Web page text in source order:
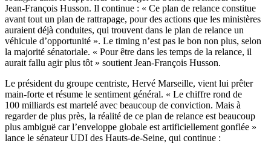
Jean-François Husson. Il continue : « Ce plan de relance constitue
avant tout un plan de rattrapage, pour des actions que les ministères
auraient déjà conduites, qui trouvent dans le plan de relance un
véhicule d’opportunité ». Le timing n’est pas le bon non plus, selon
la majorité sénatoriale. « Pour être dans les temps de la relance, il
aurait fallu agir plus tôt » soutient Jean-François Husson.
Le président du groupe centriste, Hervé Marseille, vient lui prêter
main-forte et résume le sentiment général. « Le chiffre rond de
100 milliards est martelé avec beaucoup de conviction. Mais à
regarder de plus près, la réalité de ce plan de relance est beaucoup
plus ambiguë car l’enveloppe globale est artificiellement gonflée »
lance le sénateur UDI des Hauts-de-Seine, qui continue :